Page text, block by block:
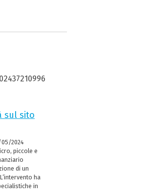
sul sito
05/2024
piccole e
di un
ha
in